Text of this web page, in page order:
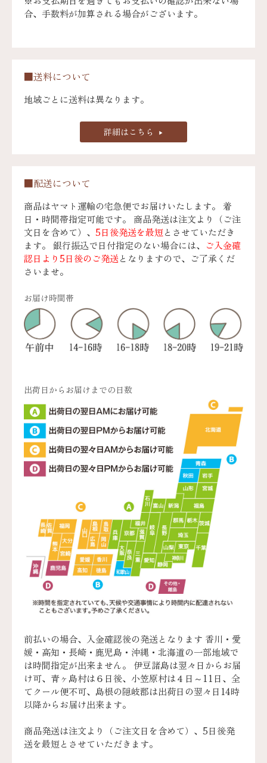
合、手数料が加算される場合がございます。
■送料について
地域ごとに送料は異なります。
詳細はこちら
■配送について
商品はヤマト運輸の宅急便でお届けいたします。 着
日・時間帯指定可能です。 商品発送は注文より（ご注
文日を含めて）、 5日後発送を最短とさせていただき
ます。 銀行振込で日付指定のない場合には、
ご入金確
認日より5日後のご発送となりますので、ご了承くだ
さいませ。
お届け時間帯
出荷日からお届けまでの日数
前払いの場合、入金確認後の発送となります 香川・愛
媛・高知・長崎・鹿児島・沖縄・北海道の一部地域で
は時間指定が出来ません。 伊豆諸島は翌々日からお届
け可、青ヶ島村は６日後、小笠原村は４日～11日、全
てクール便不可、島根の隠岐郡は出荷日の翌々日14時
以降からお届け出来ます。
商品発送は注文より（ご注文日を含めて）、5日後発
送を最短とさせていただきます。